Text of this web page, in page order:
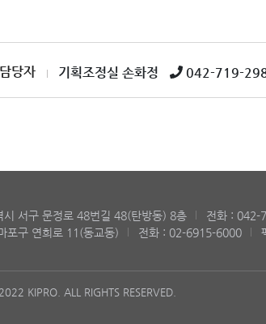
담당자 기획조정실 손화정 042-719-
시 서구 문정로 48번길 48(탄방동) 8층 전화 : 042-
포구 연희로 11(동교동) 전화 : 02-6915-6000
KIPRO. ALL RIGHTS RESERVED.